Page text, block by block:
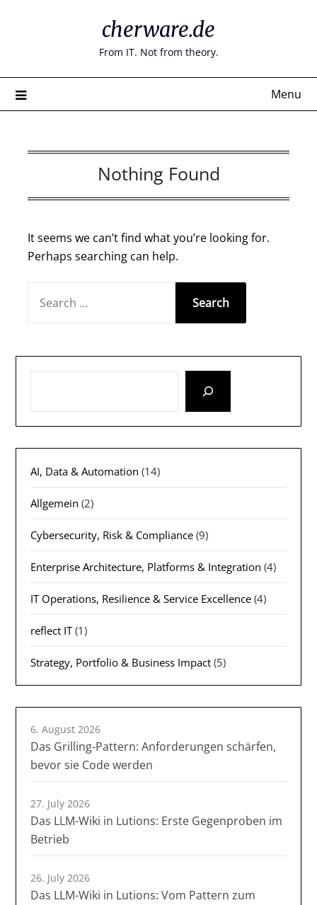
cherware.de
From IT. Not from theory.
Menu
Nothing Found
It seems we can’t find what you’re looking for.
Perhaps searching can help.
FOR:
AI, Data & Automation (14)
Allgemein (2)
Cybersecurity, Risk & Compliance (9)
Enterprise Architecture, Platforms & Integration (4)
IT Operations, Resilience & Service Excellence (4)
reflect IT(1)
Strategy, Portfolio & Business Impact (5)
6. August 2026
Das Grilling-Pattern: Anforderungen schärfen,
bevor sie Code werden
27. July 2026
Das LLM-Wiki in Lutions: Erste Gegenproben im
Betrieb
26. July 2026
Das LLM-Wiki in Lutions: Vom Pattern zum